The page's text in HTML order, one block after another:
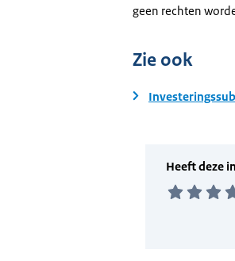
geen rechten
Zie ook